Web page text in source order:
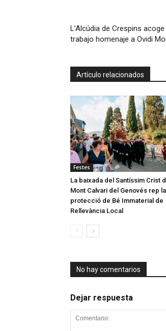
L’Alcúdia de Crespins
trabajo homenaje a Ovidi
Artículo relacionados
Festes
La baixada del Santíssim Crist
Mont Calvari del Genovés rep la
protecció de Bé Immaterial de
Rellevància Local
No hay comentarios
Dejar respuesta